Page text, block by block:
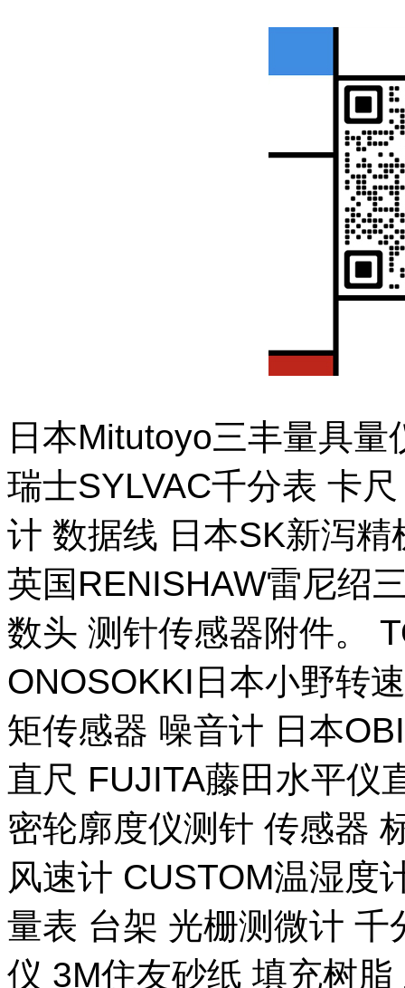
日本Mitutoyo三丰量具
瑞士SYLVAC千分表 卡
计 数据线 日本SK新泻
英国RENISHAW雷尼绍
数头 测针传感器附件。
ONOSOKKI日本小野转
矩传感器 噪音计 日本
直尺 FUJITA藤田水平仪
密轮廓度仪测针 传感器
风速计 CUSTOM温湿度
量表 台架 光栅测微计
仪 3M住友砂纸 填充树